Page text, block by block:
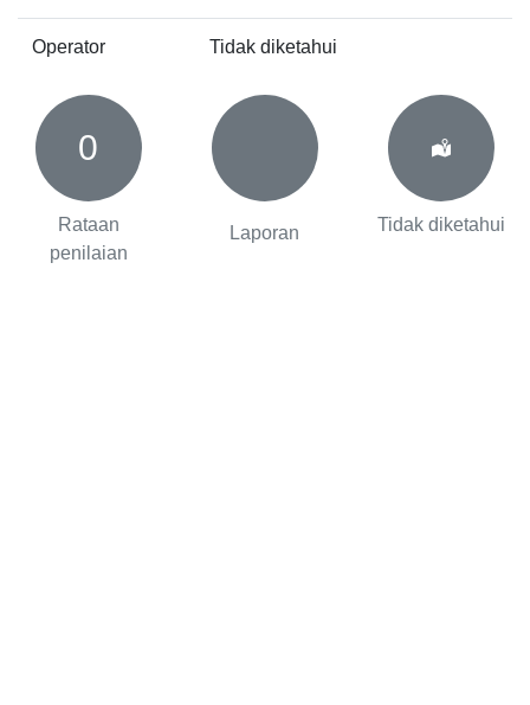
Operator Tidak diketahui
0
Rataan
penilaian
Laporan Tidak diketahui